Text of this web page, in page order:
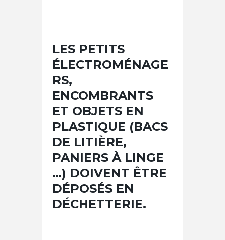
LES PETITS
ÉLECTROMÉNAGE
RS,
ENCOMBRANTS
ET OBJETS EN
PLASTIQUE (BACS
DE LITIÈRE,
PANIERS À LINGE
…) DOIVENT ÊTRE
DÉPOSÉS EN
DÉCHETTERIE.